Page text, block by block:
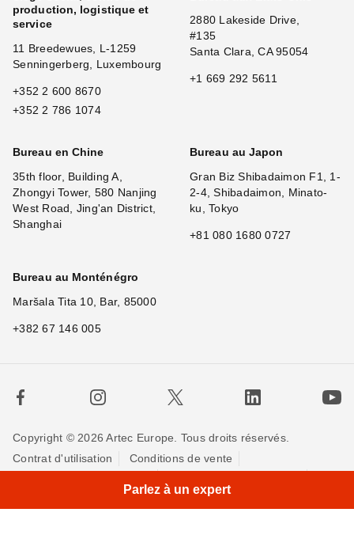
production, logistique et
service
11 Breedewues, L-1259
Senningerberg, Luxembourg
+352 2 600 8670
+352 2 786 1074
2880 Lakeside Drive,
#135
Santa Clara, CA 95054
+1 669 292 5611
Bureau en Chine
35th floor, Building A,
Zhongyi Tower, 580 Nanjing
West Road, Jing'an District,
Shanghai
Bureau au Japon
Gran Biz Shibadaimon F1, 1-
2-4, Shibadaimon, Minato-
ku, Tokyo
+81 080 1680 0727
Bureau au Monténégro
Maršala Tita 10, Bar, 85000
+382 67 146 005
Copyright © 2026 Artec Europe. Tous droits réservés.
Contrat d'utilisation
Conditions de vente
Parlez à un expert